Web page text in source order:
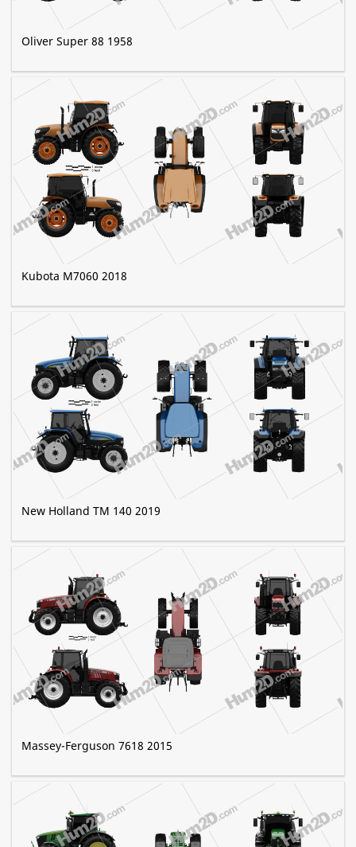
Oliver Super 88 1958
Kubota M7060 2018
New Holland TM 140 2019
Massey-Ferguson 7618 2015